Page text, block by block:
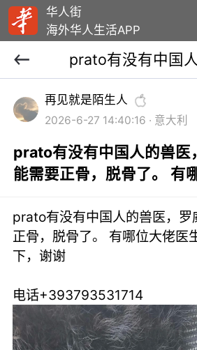
华人街
海外华人生活APP
再见就是陌生人
2026-6-27 14:40:16 · 意大利
prato有没有中国人的兽医
能需要正骨，脱骨了。 有
prato有没有中国人的兽医，罗
正骨，脱骨了。 有哪位大佬医
下，谢谢
电话+393793531714